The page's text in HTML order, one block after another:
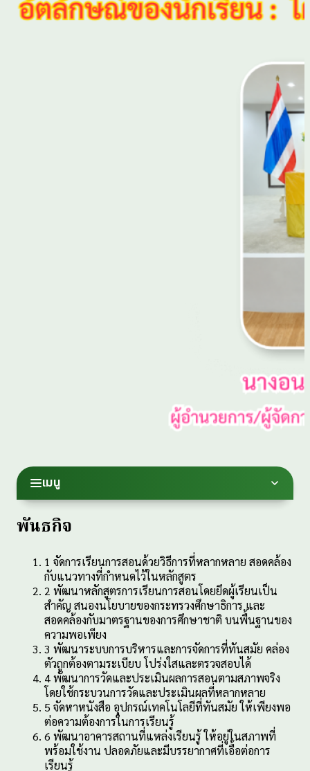
เมนู
พันธกิจ
1 จัดการเรียนการสอนด้วยวิธีการที่หลากหลาย สอดคล้อง
กับแนวทางที่กำหนดไว้ในหลักสูตร
2 พัฒนาหลักสูตรการเรียนการสอนโดยยึดผู้เรียนเป็น
สำคัญ สนองนโยบายของกระทรวงศึกษาธิการ และ
สอดคล้องกับมาตรฐานของการศึกษาชาติ บนพื้นฐานของ
ความพอเพียง
3 พัฒนาระบบการบริหารและการจัดการที่ทันสมัย คล่อง
ตัวถูกต้องตามระเบียบ โปร่งใสและตรวจสอบได้
4พัฒนาการวัดและประเมินผลการสอนตามสภาพจริง
โดยใช้กระบวนการวัดและประเมินผลที่หลากหลาย
5 จัดหาหนังสือ อุปกรณ์เทคโนโลยีที่ทันสมัย ให้เพียงพอ
ต่อความต้องการในการเรียนรู้
6 พัฒนาอาคารสถานที่แหล่งเรียนรู้ ให้อยู่ในสภาพที่
พร้อมใช้งาน ปลอดภัยและมีบรรยากาศที่เอื้อต่อการ
เรียนรู้